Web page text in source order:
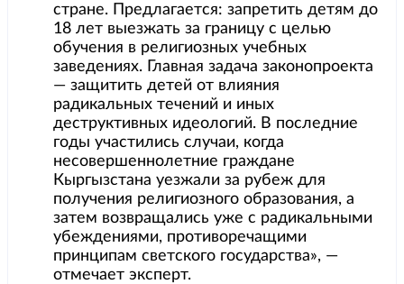
стране. Предлагается: запретить детям до
18 лет выезжать за границу с целью
обучения в религиозных учебных
заведениях. Главная задача законопроекта
— защитить детей от влияния
радикальных течений и иных
деструктивных идеологий. В последние
годы участились случаи, когда
несовершеннолетние граждане
Кыргызстана уезжали за рубеж для
получения религиозного образования, а
затем возвращались уже с радикальными
убеждениями, противоречащими
принципам светского государства», —
отмечает эксперт.